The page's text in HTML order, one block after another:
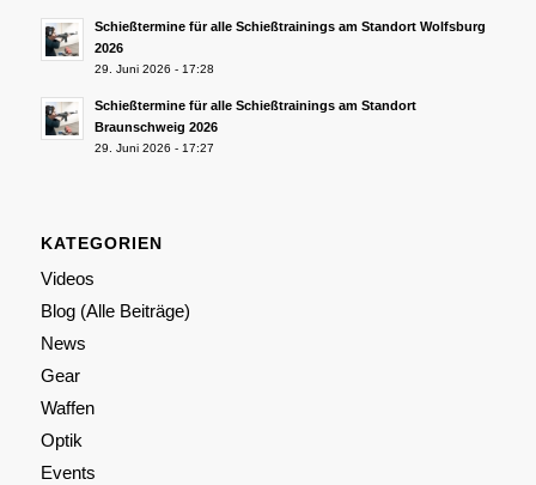
Schießtermine für alle Schießtrainings am Standort Wolfsburg
2026
29. Juni 2026 - 17:28
Schießtermine für alle Schießtrainings am Standort
Braunschweig 2026
29. Juni 2026 - 17:27
KATEGORIEN
Videos
Blog (Alle Beiträge)
News
Gear
Waffen
Optik
Events